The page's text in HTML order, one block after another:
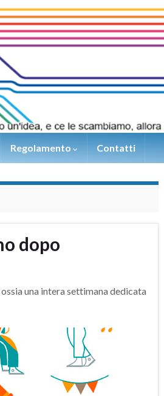
Regolamento Contatti
dopo
una intera settimana dedicata